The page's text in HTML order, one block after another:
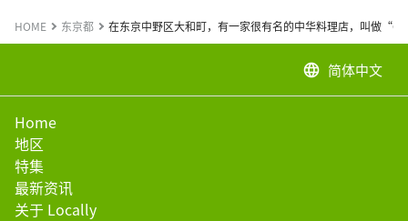
HOME 东京都 在东京中野区大和町，有一家很有名的中华料理店，叫做
language 简体中文
Home
地区
特集
最新资讯
关于 Locally